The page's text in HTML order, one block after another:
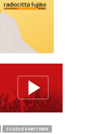
SCUOLE PARITARIE